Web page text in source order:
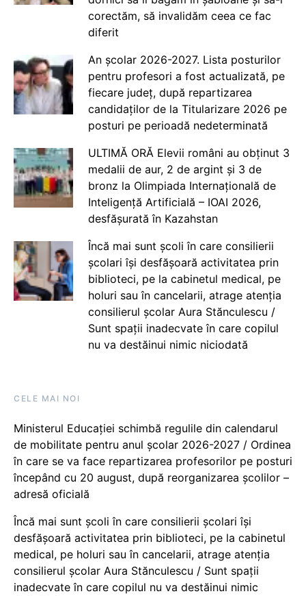
corectăm, să invalidăm ceea ce fac
diferit
An școlar 2026-2027. Lista posturilor
pentru profesori a fost actualizată, pe
fiecare județ, după repartizarea
candidaților de la Titularizare 2026 pe
posturi pe perioadă nedeterminată
ULTIMĂ ORĂ Elevii români au obținut 3
medalii de aur, 2 de argint și 3 de
bronz la Olimpiada Internațională de
Inteligență Artificială – IOAI 2026,
desfășurată în Kazahstan
Încă mai sunt școli în care consilierii
școlari își desfășoară activitatea prin
biblioteci, pe la cabinetul medical, pe
holuri sau în cancelarii, atrage atenția
consilierul școlar Aura Stănculescu /
Sunt spații inadecvate în care copilul
nu va destăinui nimic niciodată
CELE MAI NOI
Ministerul Educației schimbă regulile din calendarul
de mobilitate pentru anul școlar 2026-2027 / Ordinea
în care se va face repartizarea profesorilor pe posturi
începând cu 20 august, după reorganizarea școlilor –
adresă oficială
Încă mai sunt școli în care consilierii școlari își
desfășoară activitatea prin biblioteci, pe la cabinetul
medical, pe holuri sau în cancelarii, atrage atenția
consilierul școlar Aura Stănculescu / Sunt spații
inadecvate în care copilul nu va destăinui nimic